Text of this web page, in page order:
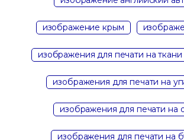
изображение крым
изображения для печати на ткани
изображения для печати на
изображения для печати на
изображения для печати на